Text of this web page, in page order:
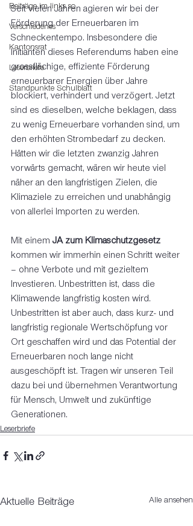
Beiträge im links so
Verschiedenes
Kantonsrat
Leserbriefe
Standpunkte Schulblatt
Seit vielen Jahren agieren wir bei der
Förderung der Erneuerbaren im
Schneckentempo. Insbesondere die
Initianten dieses Referendums haben eine
grossflächige, effiziente Förderung
erneuerbarer Energien über Jahre
blockiert, verhindert und verzögert. Jetzt
sind es dieselben, welche beklagen, dass
zu wenig Erneuerbare vorhanden sind, um
den erhöhten Strombedarf zu decken.
Hätten wir die letzten zwanzig Jahren
vorwärts gemacht, wären wir heute viel
näher an den langfristigen Zielen, die
Klimaziele zu erreichen und unabhängig
von allerlei Importen zu werden.
Mit einem JA zum Klimaschutzgesetz
kommen wir immerhin einen Schritt weiter
– ohne Verbote und mit gezieltem
Investieren. Unbestritten ist, dass die
Klimawende langfristig kosten wird.
Unbestritten ist aber auch, dass kurz- und
langfristig regionale Wertschöpfung vor
Ort geschaffen wird und das Potential der
Erneuerbaren noch lange nicht
ausgeschöpft ist. Tragen wir unseren Teil
dazu bei und übernehmen Verantwortung
für Mensch, Umwelt und zukünftige
Generationen.
Leserbriefe
Aktuelle Beiträge Alle ansehen